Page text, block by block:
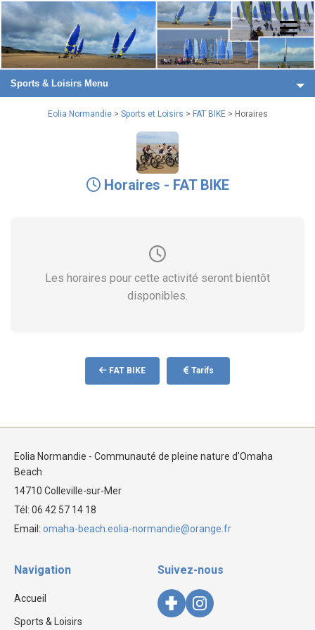
Sports & Loisirs Menu
Eolia Normandie> Sports et Loisirs > FAT BIKE> Horaires
Horaires - FAT BIKE
Les horaires pour cette activité seront bientôt
disponibles.
FAT BIKE Tarifs
Eolia Normandie - Communauté de pleine nature d'Omaha
Beach
14710 Colleville-sur-Mer
Tél: 06 42 57 14 18
Email: omaha-beach.eolia-normandie@orange.fr
Navigation
Accueil
Sports & Loisirs
Suivez-nous